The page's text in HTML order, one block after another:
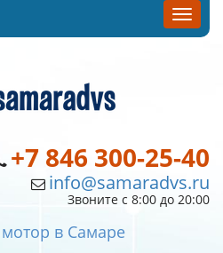
+7 846 300-25-40
info@samaradvs.ru
Звоните с 8:00 до 20:00
в Самаре